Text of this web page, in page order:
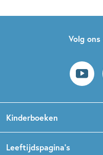
Volg
Kinderboeken
Leeftijdspagina’s